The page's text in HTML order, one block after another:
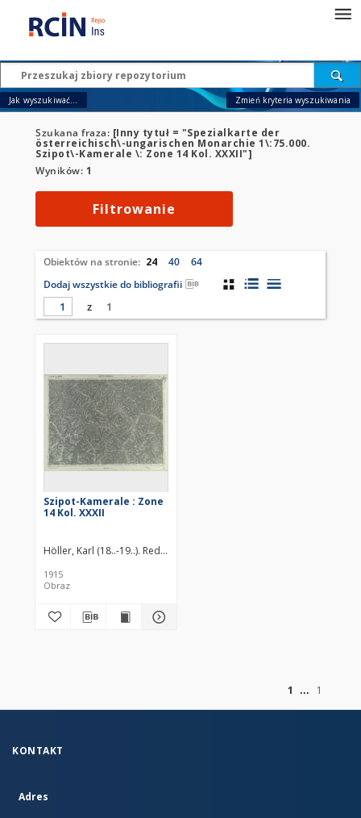
Jak wyszukiwać... Zmień kryteria wyszukiwania
Szukana fraza: [Inny tytuł = "Spezialkarte der
österreichisch\-ungarischen Monarchie 1\:75.000.
Szipot\-Kamerale \: Zone 14 Kol. XXXII"]
Wyników: 1
Filtrowanie
Obiektów na stronie: 24 40
64
Dodaj wszystkie do bibliografii
z
1
Szipot-Kamerale : Zone
14 Kol. XXXII
Höller, Karl (18..-19..). Redaktor
1915
Obraz
1
1
KONTAKT
Adres